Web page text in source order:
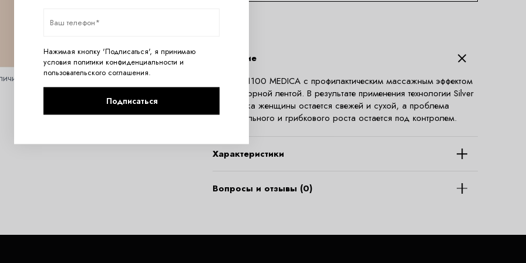
Описание
Носки M1100 MEDICA с профилактическим массажным эффектом
и безнапорной лентой. В результате применения технологии Silver
Fresh кожа женщины остается свежей и сухой, а проблема
бактериального и грибкового роста остается под контролем.
Характеристики
Вопросы и отзывы (0)
Нажимая кнопку 'Подписаться', я принимаю
условия политики конфиденциальности и
пользовательского соглашения.
Подписаться